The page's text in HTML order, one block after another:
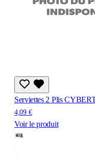
Serviettes 2 Plis
4,09 €
Voir le produit